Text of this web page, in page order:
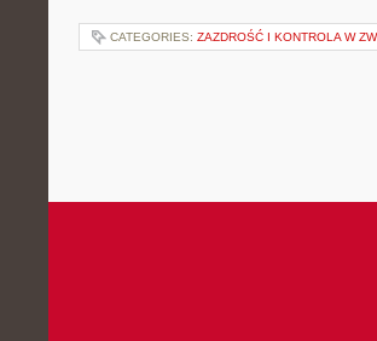
CATEGORIES: ZAZDROŚĆ I KONTROLA W